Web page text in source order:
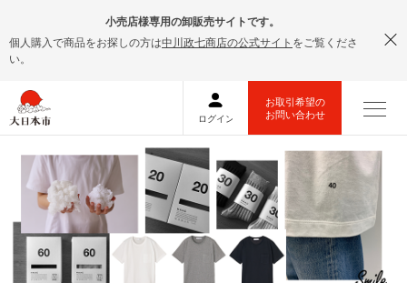
小売店様専用の卸販売サイトです。
個人購入で商品をお探しの方は中川政七商店の公式サイト をご覧くださ
い。